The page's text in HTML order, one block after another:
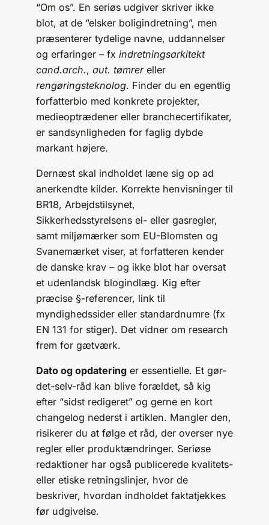
“Om os”. En seriøs udgiver skriver ikke
blot, at de “elsker boligindretning”, men
præsenterer tydelige navne, uddannelser
og erfaringer – fx indretningsarkitekt
cand.arch., aut. tømrereller
rengøringsteknolog. Finder du en egentlig
forfatterbio med konkrete projekter,
medieoptrædener eller branchecertifikater,
er sandsynligheden for faglig dybde
markant højere.
Dernæst skal indholdet læne sig op ad
anerkendte kilder. Korrekte henvisninger til
BR18, Arbejdstilsynet,
Sikkerhedsstyrelsens el- eller gasregler,
samt miljømærker som EU-Blomsten og
Svanemærket viser, at forfatteren kender
de danske krav – og ikke blot har oversat
et udenlandsk blogindlæg. Kig efter
præcise §-referencer, link til
myndighedssider eller standardnumre (fx
EN 131 for stiger). Det vidner om research
frem for gætværk.
Dato og opdatering er essentielle. Et gør-
det-selv-råd kan blive forældet, så kig
efter “sidst redigeret” og gerne en kort
changelog nederst i artiklen. Mangler den,
risikerer du at følge et råd, der overser nye
regler eller produktændringer. Seriøse
redaktioner har også publicerede kvalitets-
eller etiske retningslinjer, hvor de
beskriver, hvordan indholdet faktatjekkes
før udgivelse.